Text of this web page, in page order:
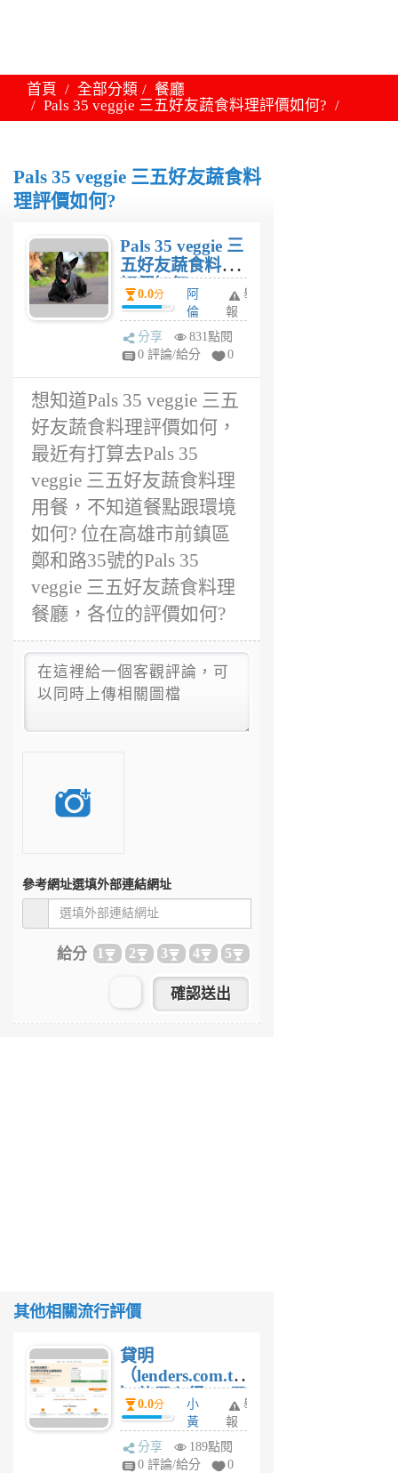
首頁 全部分類
餐廳
Pals 35 veggie 三五好友蔬食料理評價如何?
Pals 35 veggie 三五好友蔬食料
理評價如何?
Pals 35 veggie 三
五好友蔬食料理
評價如何?
0.0分
阿
倫
6
年
舉
報
分享
831點閱
0 評論/給分
0
想知道Pals 35 veggie 三五
好友蔬食料理評價如何，
最近有打算去Pals 35
veggie 三五好友蔬食料理
用餐，不知道餐點跟環境
如何? 位在高雄市前鎮區
鄭和路35號的Pals 35
veggie 三五好友蔬食料理
餐廳，各位的評價如何?
參考網址選填外部連結網址
給分 1 2 3 4 5
其他相關流行評價
貸明
（lenders.com.tw
）使用心得 — 民
間貸款比較平台
體驗
0.0分
小
黃
蜂
1
舉
報
分享
189點閱
0 評論/給分
0